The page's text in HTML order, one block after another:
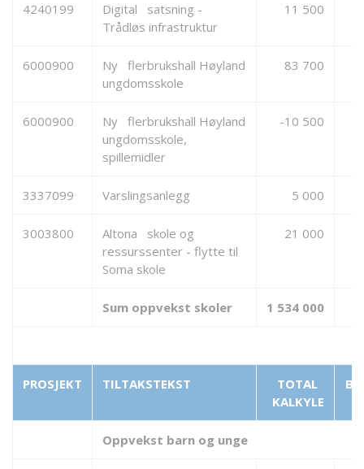
4240199
Digital satsning -
Trådløs infrastruktur
11 500
6000900
Ny flerbrukshall Høyland
ungdomsskole
83 700
6000900
Ny flerbrukshall Høyland
ungdomsskole,
spillemidler
-10 500
3337099 Varslingsanlegg 5 000
3003800
Altona skole og
ressurssenter - flytte til
Soma skole
21 000
Sum oppvekst skoler 1 534 000
PROSJEKT TILTAKSTEKST
TOTAL
KALKYLE
Oppvekst barn og unge